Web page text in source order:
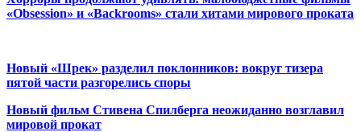
«Obsession» и «Backrooms» стали хитами мирового проката
Новый «Шрек» разделил поклонников: вокруг тизера
пятой части разгорелись споры
Новый фильм Стивена Спилберга неожиданно возглавил
мировой прокат